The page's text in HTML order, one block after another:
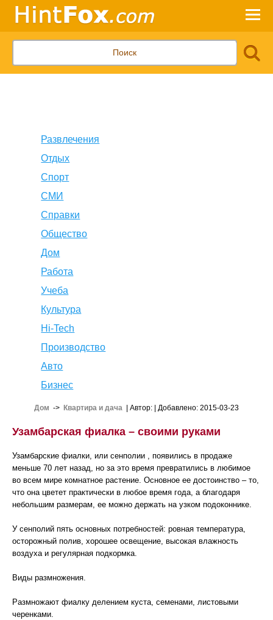
Развлечения
Отдых
Спорт
СМИ
Справки
Общество
Дом
Работа
Учеба
Культура
Hi-Tech
Производство
Авто
Бизнес
Дом -> Квартира и дача | Автор: | Добавлено: 2015-03-23
Узамбарская фиалка – своими руками
Узамбарские фиалки, или сенполии , появились в продаже
меньше 70 лет назад, но за это время превратились в любимое
во всем мире комнатное растение. Основное ее достоинство – то,
что она цветет практически в любое время года, а благодаря
небольшим размерам, ее можно держать на узком подоконнике.
У сенполий пять основных потребностей: ровная температура,
осторожный полив, хорошее освещение, высокая влажность
воздуха и регулярная подкормка.
Виды размножения.
Размножают фиалку делением куста, семенами, листовыми
черенками.